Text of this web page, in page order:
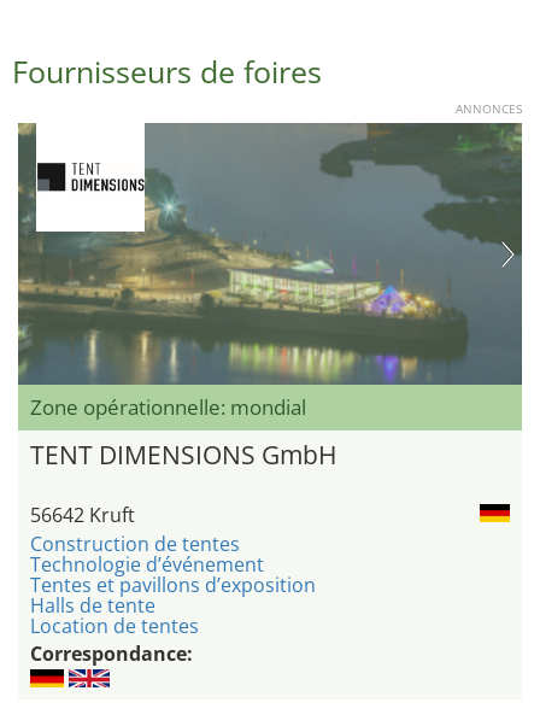
Fournisseurs de foires
ANNONCES
Zone opérationnelle: mondial
TENT DIMENSIONS GmbH
56642 Kruft
Construction de tentes
Technologie d’événement
Tentes et pavillons d’exposition
Halls de tente
Location de tentes
Correspondance: